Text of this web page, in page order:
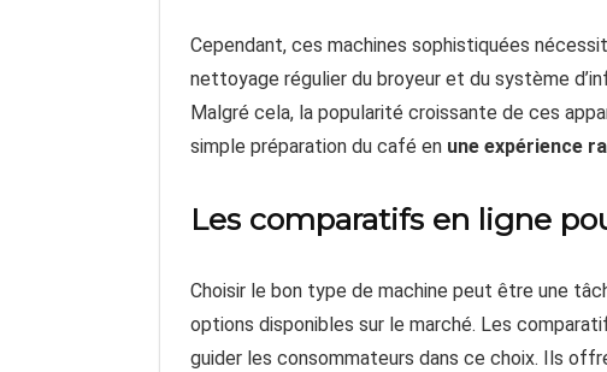
Cependant, ces machines sophistiquées
nettoyage régulier du broyeur et du système
Malgré cela, la popularité croissante de ces
simple préparation du café en une expérience
Les comparatifs en ligne
Choisir le bon type de machine peut être une
options disponibles sur le marché. Les
guider les consommateurs dans ce choix. Ils